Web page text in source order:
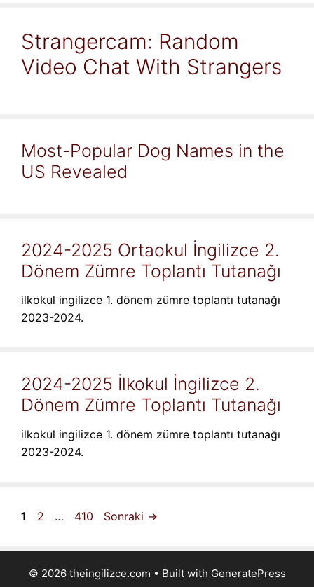
Strangercam: Random
Video Chat With Strangers
Most-Popular Dog Names in the
US Revealed
2024-2025 Ortaokul İngilizce 2.
Dönem Zümre Toplantı Tutanağı
ilkokul ingilizce 1. dönem zümre toplantı tutanağı
2023-2024.
2024-2025 İlkokul İngilizce 2.
Dönem Zümre Toplantı Tutanağı
ilkokul ingilizce 1. dönem zümre toplantı tutanağı
2023-2024.
Sayfa
1 Sayfa
2 … Sayfa
410 Sonraki →
© 2026 theingilizce.com • Built with GeneratePress